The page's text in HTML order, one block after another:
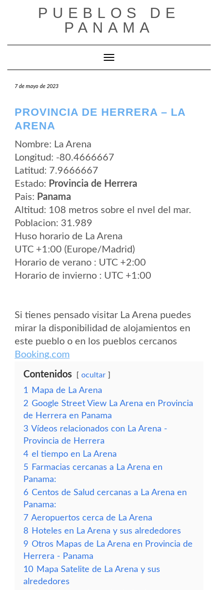
PUEBLOS DE
PANAMA
Cambiar modo de navegación
7 de mayo de 2023
PROVINCIA DE HERRERA – LA
ARENA
Nombre: La Arena
Longitud: -80.4666667
Latitud: 7.9666667
Estado: Provincia de Herrera
Pais: Panama
Altitud: 108 metros sobre el nvel del mar.
Poblacion: 31.989
Huso horario de La Arena
UTC +1:00 (Europe/Madrid)
Horario de verano : UTC +2:00
Horario de invierno : UTC +1:00
Si tienes pensado visitar La Arena puedes
mirar la disponibilidad de alojamientos en
este pueblo o en los pueblos cercanos
Booking.com
Contenidos ocultar
1
Mapa de La Arena
2 Google Street View La Arena en Provincia
de Herrera en Panama
3 Vídeos relacionados con La Arena -
Provincia de Herrera
4 el tiempo en La Arena
5 Farmacias cercanas a La Arena en
Panama:
6 Centos de Salud cercanas a La Arena en
Panama:
7 Aeropuertos cerca de La Arena
8 Hoteles en La Arena y sus alrededores
9 Otros Mapas de La Arena en Provincia de
Herrera - Panama
10 Mapa Satelite de La Arena y sus
alrededores